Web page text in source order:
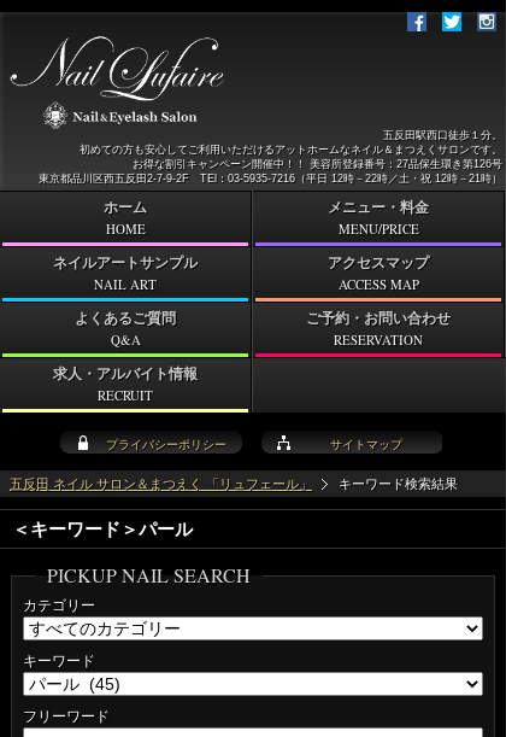
五反田 ネイル サロン＆まつえく 「リュフェール」 キーワード検索結果
＜キーワード＞パール
PICKUP NAIL SEARCH
カテゴリー
キーワード
フリーワード
プライバシーポリシー サイトマップ
五反田駅西口徒歩１分。
初めての方も安心してご利用いただけるアットホームなネイル＆まつえくサロンです。
お得な割引キャンペーン開催中！！ 美容所登録番号：27品保生環き第126号
東京都品川区西五反田2-7-9-2F TEl：03-5935-7216（平日 12時－22時／土・祝 12時－21時）
ホーム
HOME
メニュー・料金
MENU/PRICE
ネイルアートサンプル
NAIL ART
アクセスマップ
ACCESS MAP
よくあるご質問
Q&A
ご予約・お問い合わせ
RESERVATION
求人・アルバイト情報
RECRUIT